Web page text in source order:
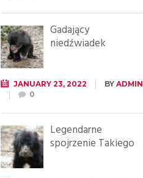
Gadający
niedźwiadek
JANUARY 23, 2022 BY ADMIN
0
Legendarne
spojrzenie Takiego